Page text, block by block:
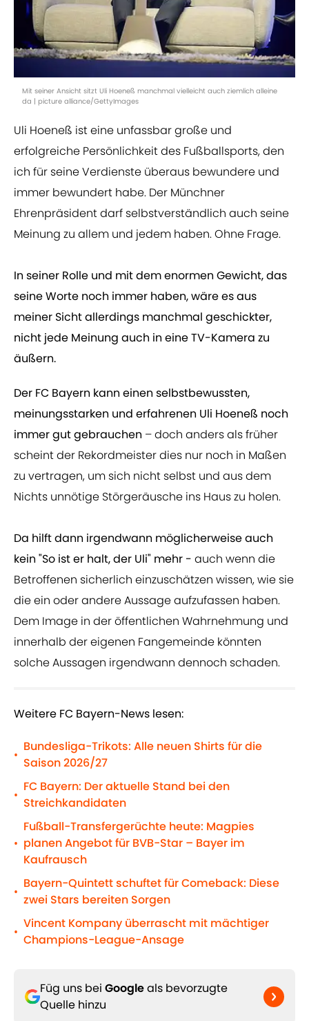
Mit seiner Ansicht sitzt Uli Hoeneß manchmal vielleicht auch ziemlich alleine
da | picture alliance/GettyImages
Uli Hoeneß ist eine unfassbar große und
erfolgreiche Persönlichkeit des Fußballsports, den
ich für seine Verdienste überaus bewundere und
immer bewundert habe. Der Münchner
Ehrenpräsident darf selbstverständlich auch seine
Meinung zu allem und jedem haben. Ohne Frage.
In seiner Rolle und mit dem enormen Gewicht, das
seine Worte noch immer haben, wäre es aus
meiner Sicht allerdings manchmal geschickter,
nicht jede Meinung auch in eine TV-Kamera zu
äußern.
Der FC Bayern kann einen selbstbewussten,
meinungsstarken und erfahrenen Uli Hoeneß noch
immer gut gebrauchen – doch anders als früher
scheint der Rekordmeister dies nur noch in Maßen
zu vertragen, um sich nicht selbst und aus dem
Nichts unnötige Störgeräusche ins Haus zu holen.
Da hilft dann irgendwann möglicherweise auch
kein "So ist er halt, der Uli" mehr - auch wenn die
Betroffenen sicherlich einzuschätzen wissen, wie sie
die ein oder andere Aussage aufzufassen haben.
Dem Image in der öffentlichen Wahrnehmung und
innerhalb der eigenen Fangemeinde könnten
solche Aussagen irgendwann dennoch schaden.
Weitere FC Bayern-News lesen:
•
Bundesliga-Trikots: Alle neuen Shirts für die
Saison 2026/27
•
FC Bayern: Der aktuelle Stand bei den
Streichkandidaten
•
Fußball-Transfergerüchte heute: Magpies
planen Angebot für BVB-Star – Bayer im
Kaufrausch
•
Bayern-Quintett schuftet für Comeback: Diese
zwei Stars bereiten Sorgen
•
Vincent Kompany überrascht mit mächtiger
Champions-League-Ansage
Füg uns bei Googleals bevorzugte
Quelle hinzu